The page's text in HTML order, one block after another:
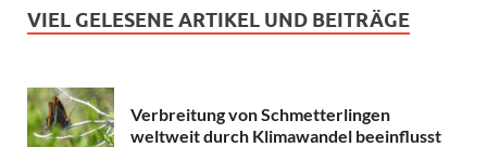
VIEL GELESENE ARTIKEL UND BEITRÄGE
Verbreitung von Schmetterlingen
weltweit durch Klimawandel beeinflusst